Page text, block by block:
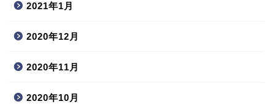
2021年1月
2020年12月
2020年11月
2020年10月